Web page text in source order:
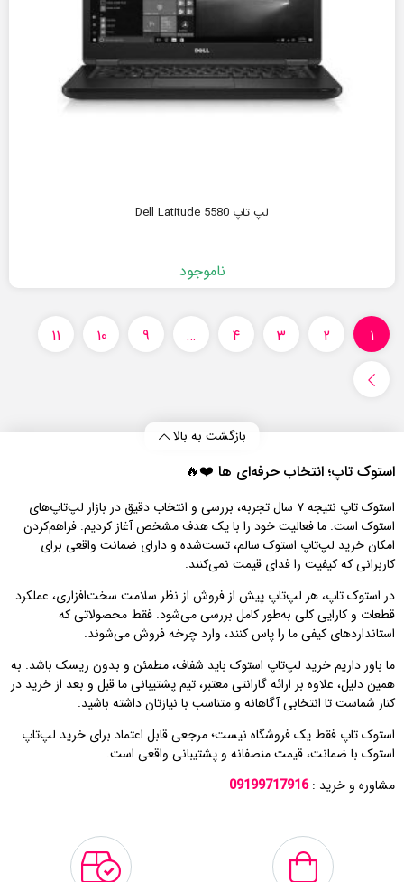
لپ تاپ Dell Latitude 5580
ناموجود
1
2
3
4
…
9
10
11
بازگشت به بالا
استوک تاپ؛ انتخاب حرفه‌ای‌ ها ❤️🔥
استوک تاپ نتیجه ۷ سال تجربه، بررسی و انتخاب دقیق در بازار لپ‌تاپ‌های
استوک است. ما فعالیت خود را با یک هدف مشخص آغاز کردیم: فراهم‌کردن
امکان خرید لپ‌تاپ استوک سالم، تست‌شده و دارای ضمانت واقعی برای
کاربرانی که کیفیت را فدای قیمت نمی‌کنند.
در استوک تاپ، هر لپ‌تاپ پیش از فروش از نظر سلامت سخت‌افزاری، عملکرد
قطعات و کارایی کلی به‌طور کامل بررسی می‌شود. فقط محصولاتی که
استانداردهای کیفی ما را پاس کنند، وارد چرخه فروش می‌شوند.
ما باور داریم خرید لپ‌تاپ استوک باید شفاف، مطمئن و بدون ریسک باشد. به
همین دلیل، علاوه بر ارائه گارانتی معتبر، تیم پشتیبانی ما قبل و بعد از خرید در
کنار شماست تا انتخابی آگاهانه و متناسب با نیازتان داشته باشید.
استوک تاپ فقط یک فروشگاه نیست؛ مرجعی قابل اعتماد برای خرید لپ‌تاپ
استوک با ضمانت، قیمت منصفانه و پشتیبانی واقعی است.
مشاوره و خرید :09199717916